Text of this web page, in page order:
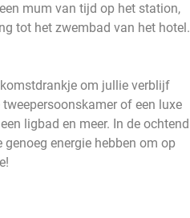
mum van tijd op het station,
tot het zwembad van het hotel.
om jullie verblijf
of een luxe
ligbad en meer. In de ochtend
energie hebben om op